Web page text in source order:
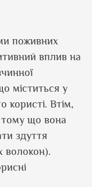
поживних
вплив на
міститься у
Втім,
тому що вона
здуття
волокон).